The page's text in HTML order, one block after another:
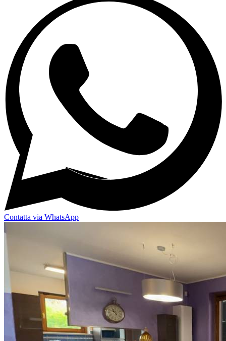
Contatta via WhatsApp